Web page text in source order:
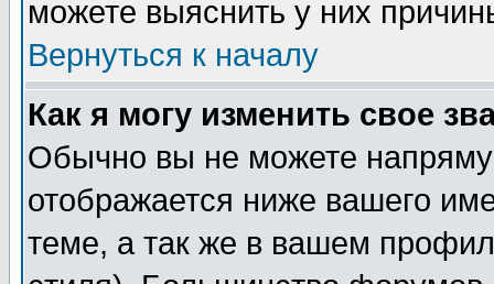
можете выяснить у них
Вернуться к началу
Как я могу изменить свое
Обычно вы не можете
отображается ниже вашего
теме, а так же в вашем